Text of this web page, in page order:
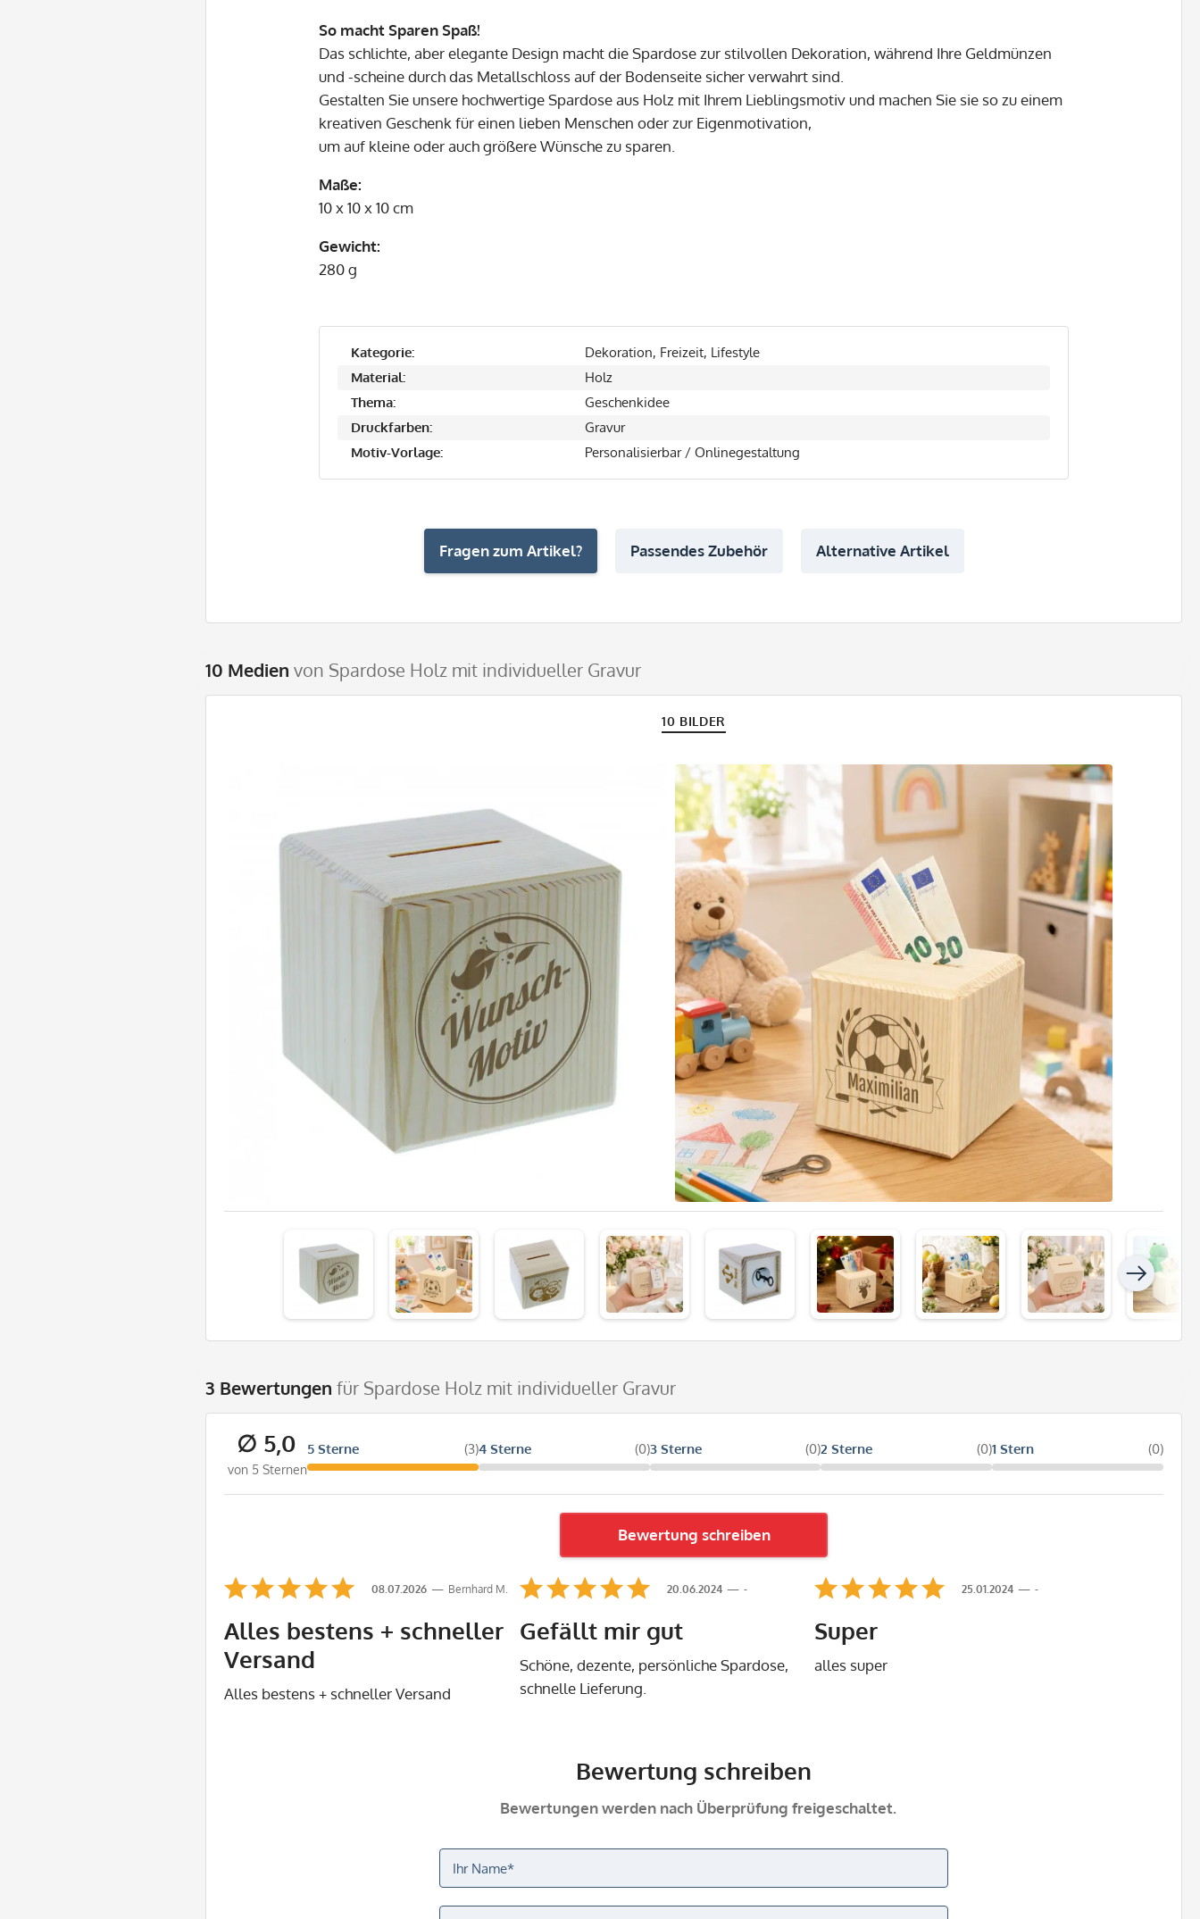
So macht Sparen Spaß!
Das schlichte, aber elegante Design macht die Spardose zur stilvollen Dekoration, während Ihre Geldmünzen
und -scheine durch das Metallschloss auf der Bodenseite sicher verwahrt sind.
Gestalten Sie unsere hochwertige Spardose aus Holz mit Ihrem Lieblingsmotiv und machen Sie sie so zu einem
kreativen Geschenk für einen lieben Menschen oder zur Eigenmotivation,
um auf kleine oder auch größere Wünsche zu sparen.
Maße:
10 x 10 x 10 cm
Gewicht:
280 g
Kategorie:
Dekoration, Freizeit, Lifestyle
Material:
Holz
Thema:
Geschenkidee
Druckfarben:
Gravur
Motiv-Vorlage:
Personalisierbar / Onlinegestaltung
Fragen zum Artikel? Passendes Zubehör Alternative Artikel
10 Medien von Spardose Holz mit individueller Gravur
10 BILDER
3 Bewertungen für Spardose Holz mit individueller Gravur
∅ 5,0
von 5 Sternen
5 Sterne (3)4 Sterne (0)3 Sterne (0)2 Sterne (0)1 Stern (0)
Bewertung schreiben
Bernhard M.
08.07.2026
Alles bestens + schneller
Versand
Alles bestens + schneller Versand
-
20.06.2024
Gefällt mir gut
Schöne, dezente, persönliche Spardose,
schnelle Lieferung.
-
25.01.2024
Super
alles super
Bewertung schreiben
Bewertungen werden nach Überprüfung freigeschaltet.